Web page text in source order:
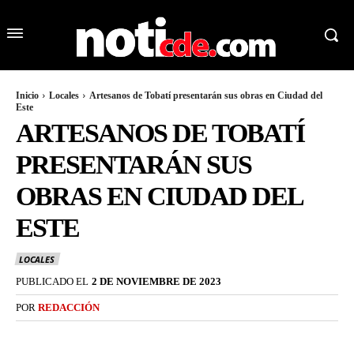
Inicio Locales
Artesanos de Tobatí presentarán sus obras en Ciudad del
Este
ARTESANOS DE TOBATÍ
PRESENTARÁN SUS
OBRAS EN CIUDAD DEL
ESTE
LOCALES
PUBLICADO EL 2 DE NOVIEMBRE DE 2023
POR REDACCIÓN